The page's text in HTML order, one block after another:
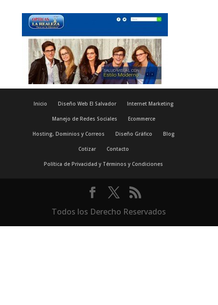
Inicio Diseño Web El Salvador Internet Marketing
Manejo de Redes Sociales Ecommerce
Hosting, Dominios y Correos Diseño Gráfico Blog
Cotizar Contacto
Política de Privacidad y Términos y Condiciones
Todos los Derecho Reservados